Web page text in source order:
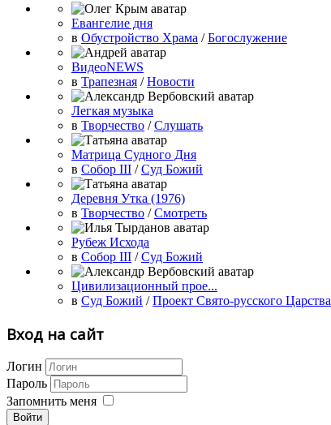
Евангелие дня
в Обустройство Храма /Богослужение
ВидеоNEWS
в Трапезная /Новости
Легкая музыка
в Творчество /Слушать
Матрица Судного Дня
в Собор III /Суд Божий
Деревня Утка (1976)
в Творчество /Смотреть
Рубеж Исхода
в Собор III /Суд Божий
Цивилизационный прое...
в Суд Божий /Проект Свято-русского Царства
Вход на сайт
Логин
Пароль
Запомнить меня
Войти